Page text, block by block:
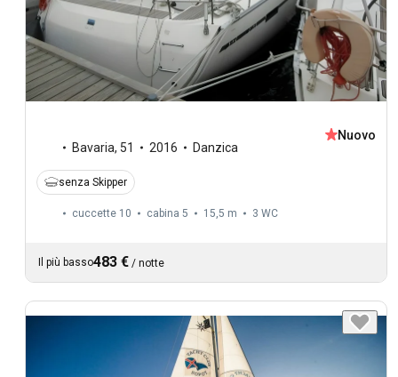
Bavaria, 51 2016 Danzica
Nuovo
senza Skipper
cuccette 10 cabina 5 15,5 m 3 WC
Il più basso483 € / notte